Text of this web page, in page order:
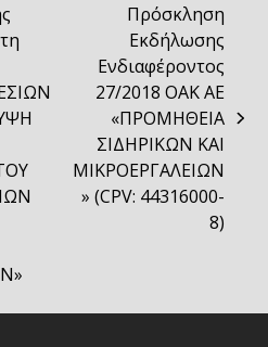
post:
Πρόσκληση
Εκδήλωσης
Ενδιαφέροντος
27/2018 ΟΑΚ ΑΕ
«ΠΡΟΜΗΘΕΙΑ
ΣΙΔΗΡΙΚΩΝ ΚΑΙ
ΜΙΚΡΟΕΡΓΑΛΕΙΩΝ
» (CPV: 44316000-
8)